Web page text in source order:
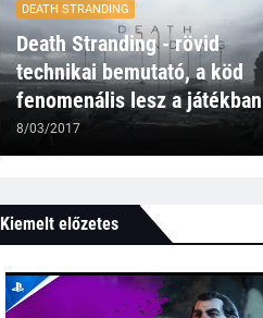
DEATH STRANDING
Death Stranding - rövid
technikai bemutató, a köd
fenomenális lesz a játékban
8/03/2017
Kiemelt előzetes